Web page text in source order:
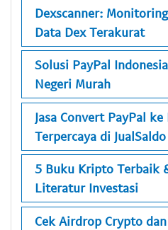
Dexscanner:
Data Dex Terakurat
Solusi PayPal
Negeri Murah
Jasa Convert PayPal
Terpercaya di JualSaldo
5 Buku Kripto Terbaik
Literatur Investasi
Cek Airdrop Crypto